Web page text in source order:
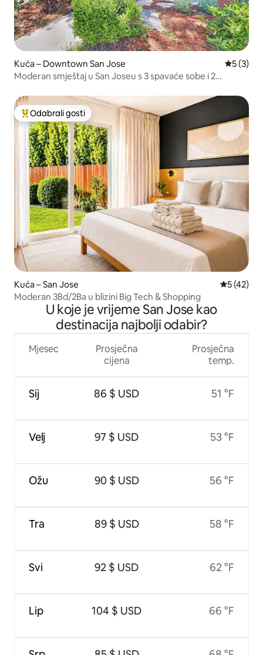
Kuća – Downtown San Jose
5 (3)
Moderan smještaj u San Joseu s 3 spavaće sobe i 2
Među najviše rangiranima s oznakom „Odabrali gosti”
Odabrali gosti
Kuća – San Jose Prosječna
5 (42)
Moderan 3Bd/2Ba u blizini Big Tech & Shopping
U koje je vrijeme San Jose kao
destinacija najbolji odabir?
Mjesec
Sij
Velj
Ožu
Tra
Svi
Lip
Prosječna
cijena
86 $ USD
97 $ USD
90 $ USD
89 $ USD
92 $ USD
104 $ USD
Prosječna
temp.
51 °F
53 °F
56 °F
58 °F
62 °F
66 °F